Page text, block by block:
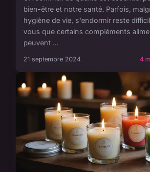
bien-être et notre santé. Parfois,
hygiène de vie, s'endormir reste
vous que certains compléments
peuvent ...
21 septembre 2024 4